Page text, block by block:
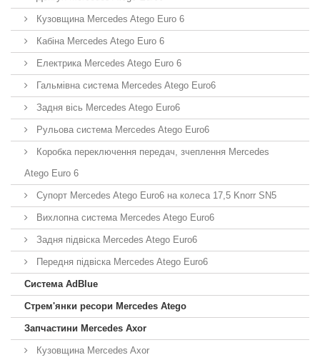
Кузовщина Mercedes Atego Euro 6
Кабіна Mercedes Atego Euro 6
Електрика Mercedes Atego Euro 6
Гальмівна система Mercedes Atego Euro6
Задня вісь Mercedes Atego Euro6
Рульова система Mercedes Atego Euro6
Коробка переключення передач, зчеплення Mercedes
Atego Euro 6
Супорт Mercedes Atego Euro6 на колеса 17,5 Knorr SN5
Вихлопна система Mercedes Atego Euro6
Задня підвіска Mercedes Atego Euro6
Передня підвіска Mercedes Atego Euro6
Система AdBlue
Стрем'янки ресори Mercedes Atego
Запчастини Mercedes Axor
Кузовщина Mercedes Axor